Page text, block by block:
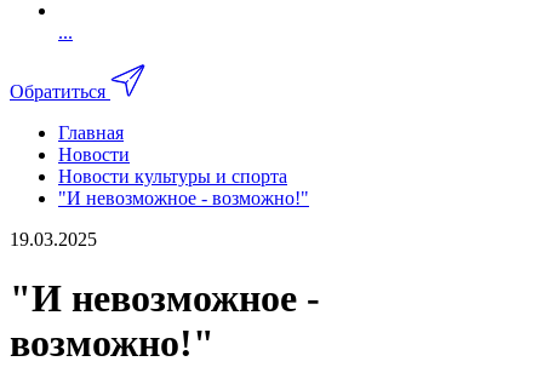
...
Обратиться
Главная
Новости
Новости культуры и спорта
"И невозможное - возможно!"
19.03.2025
"И невозможное -
возможно!"